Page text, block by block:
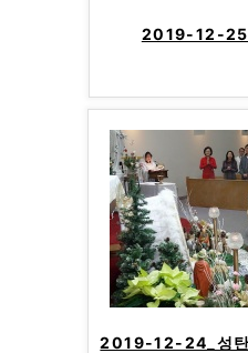
2019-12-
2019-12-24_성탄